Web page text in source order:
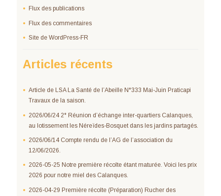
Flux des publications
Flux des commentaires
Site de WordPress-FR
Articles récents
Article de LSA La Santé de l’Abeille N°333 Mai-Juin Praticapi
Travaux de la saison.
2026/06/24 2° Réunion d’échange inter-quartiers Calanques,
au lotissement les Néreïdes-Bosquet dans les jardins partagés.
2026/06/14 Compte rendu de l’AG de l’association du
12/06/2026.
2026-05-25 Notre première récolte étant maturée. Voici les prix
2026 pour notre miel des Calanques.
2026-04-29 Première récolte (Préparation) Rucher des